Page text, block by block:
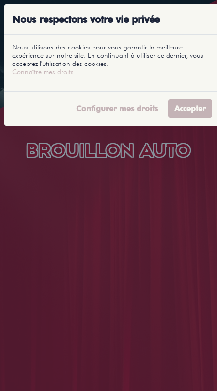
BROUILLON AUTO
Nous respectons votre vie privée
Nous utilisons des cookies pour vous garantir la meilleure
expérience sur notre site. En continuant à utiliser ce dernier, vous
acceptez l'utilisation des cookies.
Connaître mes droits
Configurer mes droits Accepter